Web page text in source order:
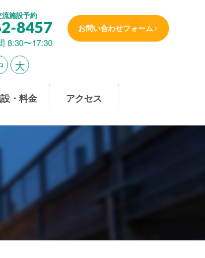
施設予約
8457
8:30〜17:30
お問い合わせフォーム
大
・料金 アクセス